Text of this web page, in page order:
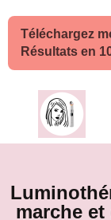
Téléchargez
Résultats en
marche